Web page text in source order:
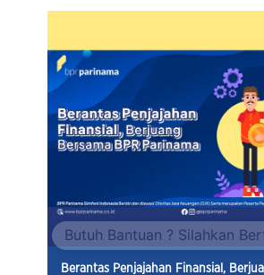
Berantas Penjajahan Finansial,